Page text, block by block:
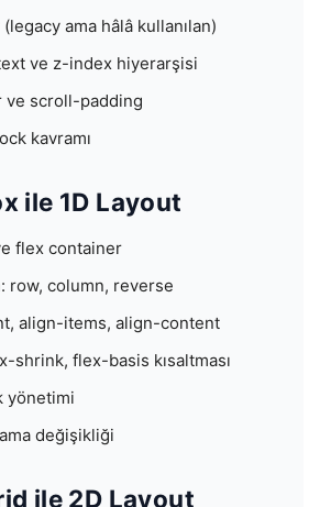
ama hâlâ kullanılan)
ve z-index hiyerarşisi
ve scroll-padding
kavramı
ile 1D Layout
flex container
row, column, reverse
align-items, align-content
shrink, flex-basis kısaltması
yönetimi
değişikliği
ile 2D Layout